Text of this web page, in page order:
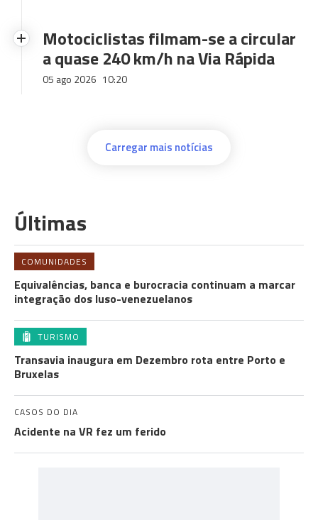
Motociclistas filmam-se a circular
a quase 240 km/h na Via Rápida
05 ago 2026 10:20
Carregar mais notícias
Últimas
COMUNIDADES
Equivalências, banca e burocracia continuam a marcar
integração dos luso-venezuelanos
TURISMO
Transavia inaugura em Dezembro rota entre Porto e
Bruxelas
CASOS DO DIA
Acidente na VR fez um ferido